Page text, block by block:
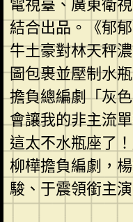
電視臺、廣東衛
結合出品。《郁
牛土豪對林天秤
圖包裹並壓制水
擔負總編劇「灰
會讓我的非主流
這太不水瓶座了
柳樺擔負編劇，
駿、于震領銜主演